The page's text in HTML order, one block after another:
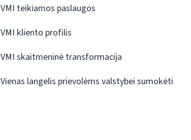
VMI teikiamos paslaugos
VMI kliento profilis
VMI skaitmeninė transformacija
Vienas langelis prievolėms valstybei sumokėti